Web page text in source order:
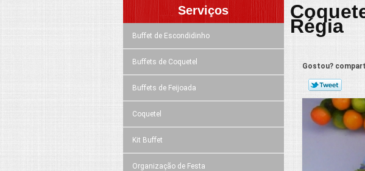
Serviços
Buffet de Escondidinho
Buffets de Coquetel
Buffets de Feijoada
Coquetel
Kit Buffet
Organização de Festa
Régia
Gostou?